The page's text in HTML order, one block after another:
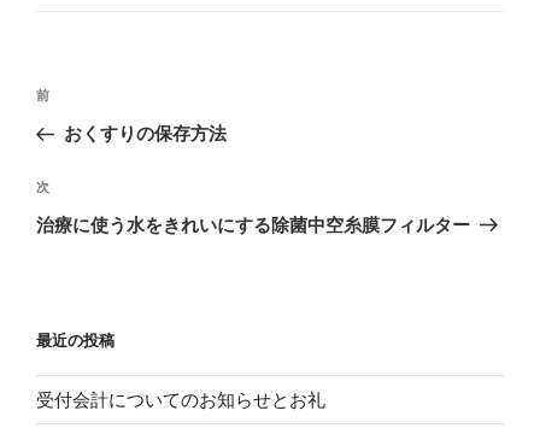
投
ナ
ビ
ゲ
ン
過
去
投
稿
前
おくすりの保存方法
次
の
次
治療に使う水をきれいにする除菌中空糸膜フィルター
最近の投稿
受付会計についてのお知らせとお礼